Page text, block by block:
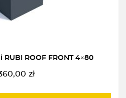
RUBI ROOF FRONT 4×80
zł